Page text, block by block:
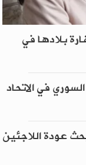
بلادها في
في الاتحاد
عودة اللاجئين